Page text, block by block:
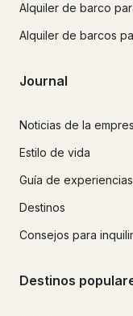
Alquiler de barco
Alquiler de barcos
Journal
Noticias de la
Estilo de vida
Guía de experiencias
Destinos
Consejos para
Destinos